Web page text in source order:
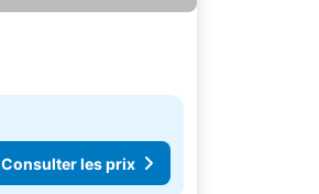
Consulter les prix